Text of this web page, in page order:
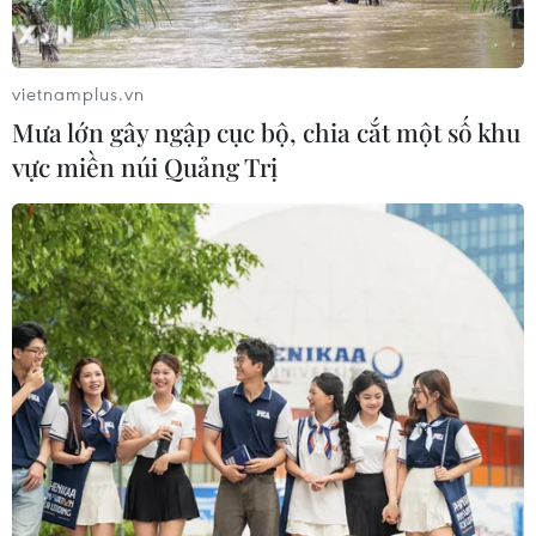
Thái Lan phát hiện hóa thạch khủng
05/08/2026 00:00
WHO ghi nhận tín hiệu tích cực từ
thử nghiệm điều trị Ebola tại Congo
04/08/2026 22:42
Đến năm 2030, Việt Nam làm chủ tối
thiểu 10 công nghệ lõi
04/08/2026 15:34
vietnamplus.vn
Mưa lớn gây ngập cục bộ, chia cắt một số khu
vực miền núi Quảng Trị